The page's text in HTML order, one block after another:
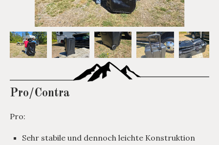
Pro/Contra
Pro:
Sehr stabile und dennoch leichte Konstruktion